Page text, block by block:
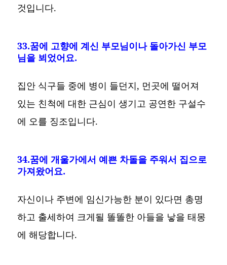
것입니다.
33.꿈에 고향에 계신 부모님이나 돌아가신 부모
님을 뵈었어요.
집안 식구들 중에 병이 들던지, 먼곳에 떨어져
있는 친척에 대한 근심이 생기고 공연한 구설수
에 오를 징조입니다.
34.꿈에 개울가에서 예쁜 차돌을 주워서 집으로
가져왔어요.
자신이나 주변에 임신가능한 분이 있다면 총명
하고 출세하여 크게될 똘똘한 아들을 낳을 태몽
에 해당합니다.